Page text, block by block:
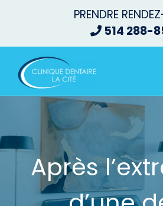
PRENDRE
514 288-
Après